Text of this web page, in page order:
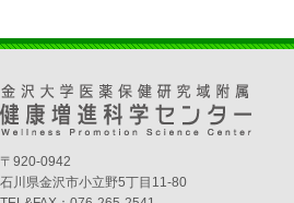
〒920-0942
石川県金沢市小立野5丁目11-80